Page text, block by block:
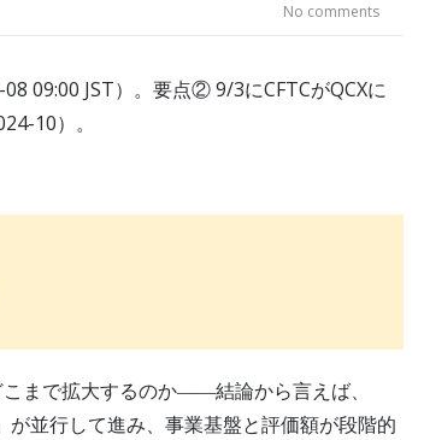
No comments
まで拡大するのか――結論から言えば、
並行して進み、事業基盤と評価額が段階的